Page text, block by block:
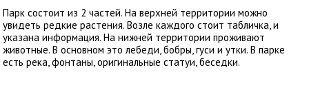
Парк состоит из 2 частей. На верхней территории можно
увидеть редкие растения. Возле каждого стоит табличка, и
указана информация. На нижней территории проживают
животные. В основном это лебеди, бобры, гуси и утки. В парке
есть река, фонтаны, оригинальные статуи, беседки.